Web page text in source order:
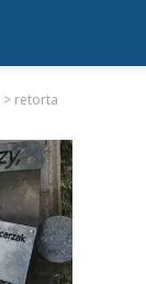
> retorta